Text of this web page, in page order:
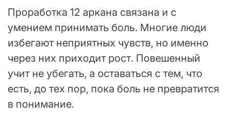
Проработка 12 аркана связана и с
умением принимать боль. Многие люди
избегают неприятных чувств, но именно
через них приходит рост. Повешенный
учит не убегать, а оставаться с тем, что
есть, до тех пор, пока боль не превратится
в понимание.